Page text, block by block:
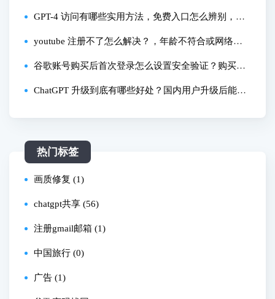
GPT-4 访问有哪些实用方法，免费入口怎么辨别，服
务器错误如何解决？
youtube 注册不了怎么解决？，年龄不符合或网络错
误有办法吗？，2025 最新申诉技巧是什么？
谷歌账号购买后首次登录怎么设置安全验证？购买后
怎么添加辅助邮箱提升安全性？
ChatGPT 升级到底有哪些好处？国内用户升级后能解
热门标签
画质修复 (1)
chatgpt共享 (56)
注册gmail邮箱 (1)
中国旅行 (0)
广告 (1)